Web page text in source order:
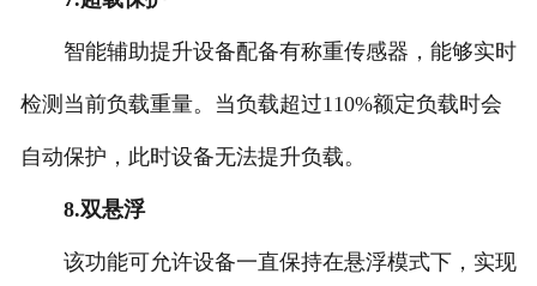
智能辅助提升设备配备有称重传感器，能够实时
检测当前负载重量。当负载超过110%额定负载时会
自动保护，此时设备无法提升负载。
8.双悬浮
该功能可允许设备一直保持在悬浮模式下，实现